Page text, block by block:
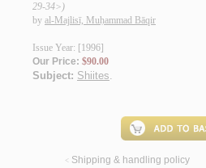
29-34>)
by al-Majlisī, Muḥammad Bāqir
Issue Year: [1996]
Our Price: $90.00
Subject: Shiites.
< Shipping & handling policy